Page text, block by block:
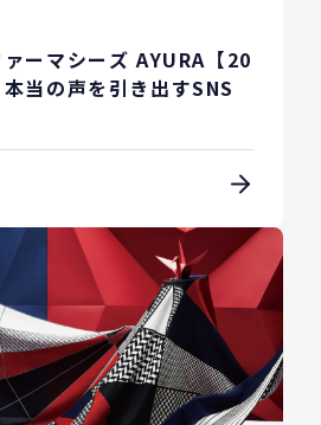
ーマシーズ AYURA【20
当の声を引き出すSNS